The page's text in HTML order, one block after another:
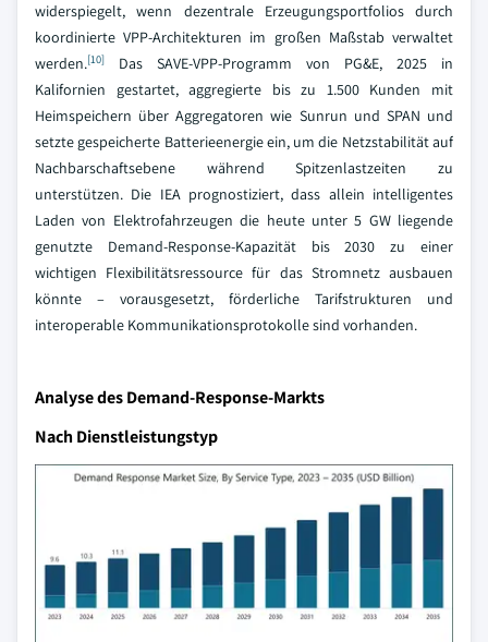
widerspiegelt, wenn dezentrale Erzeugungsportfolios durch
koordinierte VPP-Architekturen im großen Maßstab verwaltet
werden.[10]
Das SAVE-VPP-Programm von PG&E, 2025 in
Kalifornien gestartet, aggregierte bis zu 1.500 Kunden mit
Heimspeichern über Aggregatoren wie Sunrun und SPAN und
setzte gespeicherte Batterieenergie ein, um die Netzstabilität auf
Nachbarschaftsebene während Spitzenlastzeiten zu
unterstützen. Die IEA prognostiziert, dass allein intelligentes
Laden von Elektrofahrzeugen die heute unter 5 GW liegende
genutzte Demand-Response-Kapazität bis 2030 zu einer
wichtigen Flexibilitätsressource für das Stromnetz ausbauen
könnte – vorausgesetzt, förderliche Tarifstrukturen und
interoperable Kommunikationsprotokolle sind vorhanden.
Analyse des Demand-Response-Markts
Nach Dienstleistungstyp